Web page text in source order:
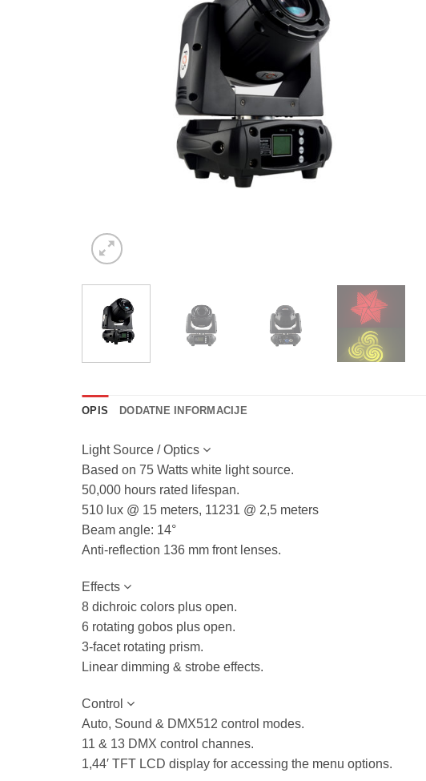
OPIS DODATNE INFORMACIJE
Light Source / Optics
Based on 75 Watts white light source.
50,000 hours rated lifespan.
510 lux @ 15 meters, 11231 @ 2,5 meters
Beam angle: 14°
Anti-reflection 136 mm front lenses.
Effects
8 dichroic colors plus open.
6 rotating gobos plus open.
3-facet rotating prism.
Linear dimming & strobe effects.
Control
Auto, Sound & DMX512 control modes.
11 & 13 DMX control channes.
1,44′ TFT LCD display for accessing the menu options.